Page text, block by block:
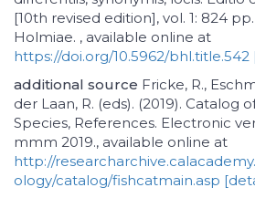
[10th revised edition], vol. 1: 824
Holmiae. , available online at
https://doi.org/10.5962/bhl.title.542
additional source Fricke, R.,
der Laan, R. (eds). (2019). Catalog
Species, References. Electronic
mmm 2019., available online at
http://
ology/catalog/fishcatmain.asp